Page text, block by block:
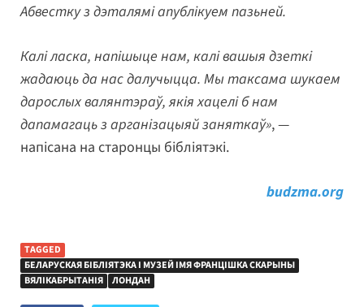
Абвестку з дэталямі апублікуем пазьней.
Калі ласка, напішыце нам, калі вашыя дзеткі
жадаюць да нас далучыцца. Мы таксама шукаем
дарослых валянтэраў, якія хацелі б нам
дапамагаць з арганізацыяй заняткаў», —
напісана на старонцы бібліятэкі.
budzma.org
TAGGED
БЕЛАРУСКАЯ БІБЛІЯТЭКА І МУЗЕЙ ІМЯ ФРАНЦІШКА СКАРЫНЫ
ВЯЛІКАБРЫТАНІЯ
ЛОНДАН